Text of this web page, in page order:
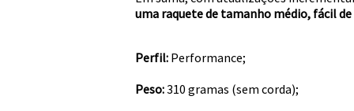
uma raquete de tamanho médio, fácil
Perfil:Performance;
Peso:310 gramas (sem corda);